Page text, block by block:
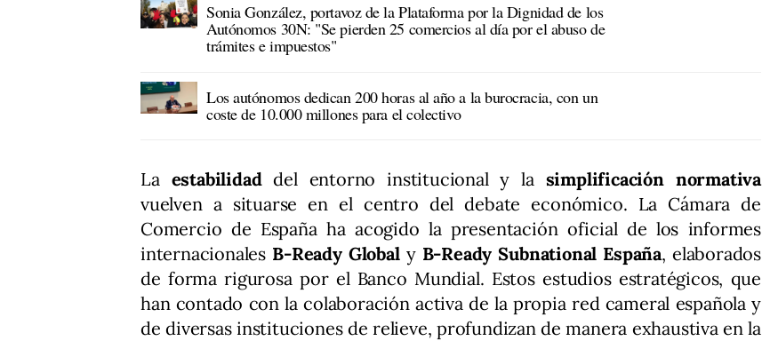
Sonia González, portavoz de la Plataforma por la Dignidad de los
Autónomos 30N: "Se pierden 25 comercios al día por el abuso de
trámites e impuestos"
Los autónomos dedican 200 horas al año a la burocracia, con un
coste de 10.000 millones para el colectivo
La estabilidaddel entorno institucional y la simplificación normativa
vuelven a situarse en el centro del debate económico. La Cámara de
Comercio de España ha acogido la presentación oficial de los informes
internacionales B-Ready Globaly B-Ready Subnational España, elaborados
de forma rigurosa por el Banco Mundial. Estos estudios estratégicos, que
han contado con la colaboración activa de la propia red cameral española y
de diversas instituciones de relieve, profundizan de manera exhaustiva en la